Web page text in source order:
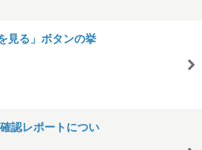
見る」ボタンの挙
認レポートについ